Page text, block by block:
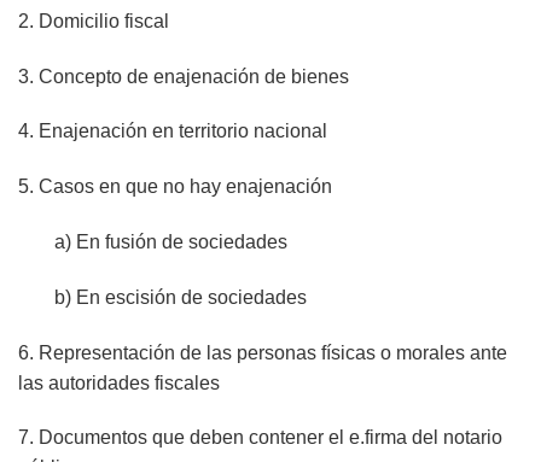
2. Domicilio fiscal
3. Concepto de enajenación de bienes
4. Enajenación en territorio nacional
5. Casos en que no hay enajenación
a) En fusión de sociedades
b) En escisión de sociedades
6. Representación de las personas físicas o morales ante
las autoridades fiscales
7. Documentos que deben contener el e.firma del notario